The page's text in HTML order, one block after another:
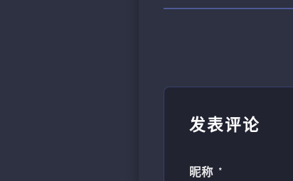
发表评论
昵称 *